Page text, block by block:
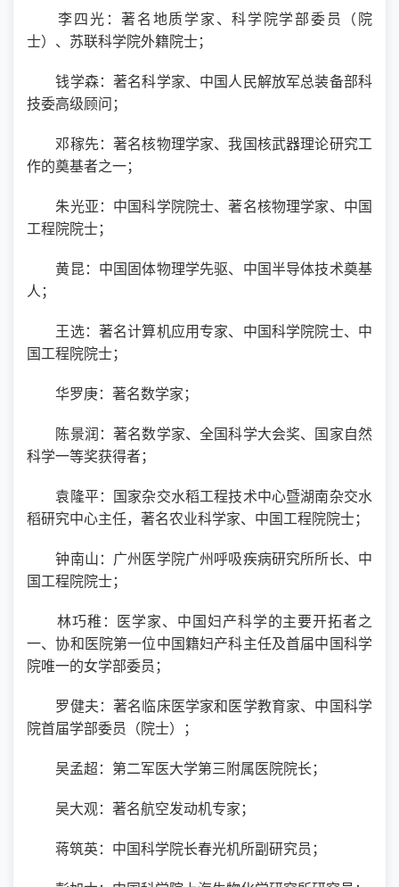
李四光：著名地质学家、科学院学部委员（院
士）、苏联科学院外籍院士；
钱学森：著名科学家、中国人民解放军总装备部科
技委高级顾问；
邓稼先：著名核物理学家、我国核武器理论研究工
作的奠基者之一；
朱光亚：中国科学院院士、著名核物理学家、中国
工程院院士；
黄昆：中国固体物理学先驱、中国半导体技术奠基
人；
王选：著名计算机应用专家、中国科学院院士、中
国工程院院士；
华罗庚：著名数学家；
陈景润：著名数学家、全国科学大会奖、国家自然
科学一等奖获得者；
袁隆平：国家杂交水稻工程技术中心暨湖南杂交水
稻研究中心主任，著名农业科学家、中国工程院院士；
钟南山：广州医学院广州呼吸疾病研究所所长、中
国工程院院士；
林巧稚：医学家、中国妇产科学的主要开拓者之
一、协和医院第一位中国籍妇产科主任及首届中国科学
院唯一的女学部委员；
罗健夫：著名临床医学家和医学教育家、中国科学
院首届学部委员（院士）；
吴孟超：第二军医大学第三附属医院院长；
吴大观：著名航空发动机专家；
蒋筑英：中国科学院长春光机所副研究员；